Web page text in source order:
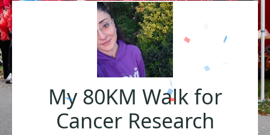
My 80KM Walk for
Cancer Research